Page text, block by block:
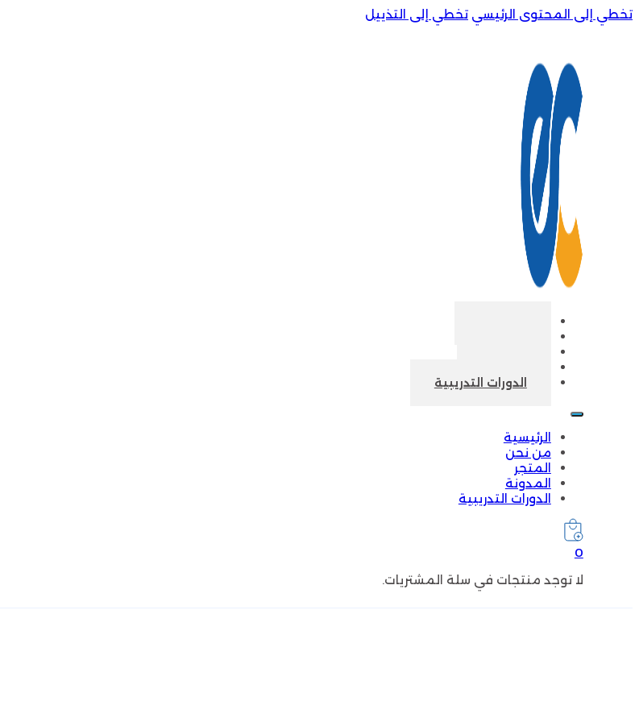
تخطي إلى المحتوى الرئيسي تخطي إلى التذييل
الدورات التدريبية
الرئيسية
من نحن
المتجر
المدونة
الدورات التدريبية
0
لا توجد منتجات في سلة المشتريات.